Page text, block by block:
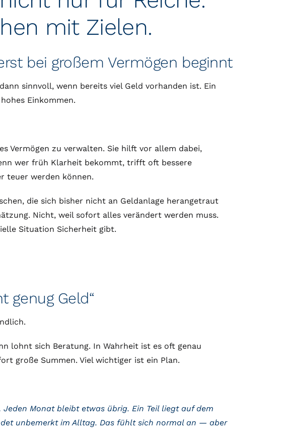
mit Zielen.
bei großem Vermögen beginnt
sinnvoll, wenn bereits viel Geld vorhanden ist. Ein
Einkommen.
Vermögen zu verwalten. Sie hilft vor allem dabei,
wer früh Klarheit bekommt, trifft oft bessere
teuer werden können.
die sich bisher nicht an Geldanlage herangetraut
Nicht, weil sofort alles verändert werden muss.
Situation Sicherheit gibt.
genug Geld“
lohnt sich Beratung. In Wahrheit ist es oft genau
große Summen. Viel wichtiger ist ein Plan.
Monat bleibt etwas übrig. Ein Teil liegt auf dem
unbemerkt im Alltag. Das fühlt sich normal an — aber